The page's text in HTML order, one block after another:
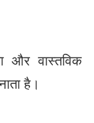
और वास्तविक
है।